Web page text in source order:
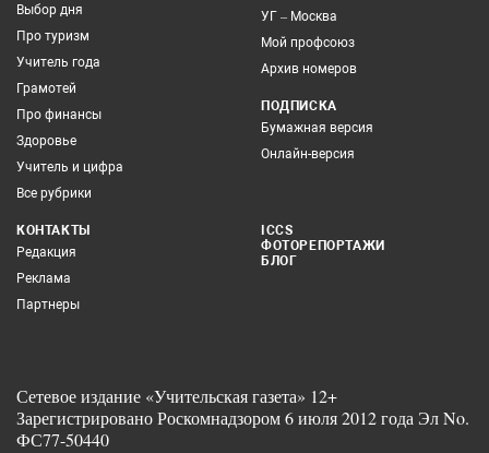
Выбор дня
Про туризм
Учитель года
Грамотей
Про финансы
Здоровье
Учитель и цифра
Все рубрики
УГ – Москва
Мой профсоюз
Архив номеров
ПОДПИСКА
Бумажная версия
Онлайн-версия
КОНТАКТЫ
Редакция
Реклама
Партнеры
ICCS
ФОТОРЕПОРТАЖИ
БЛОГ
Сетевое издание «Учительская газета» 12+
Зарегистрировано Роскомнадзором 6 июля 2012 года Эл No.
ФС77-50440